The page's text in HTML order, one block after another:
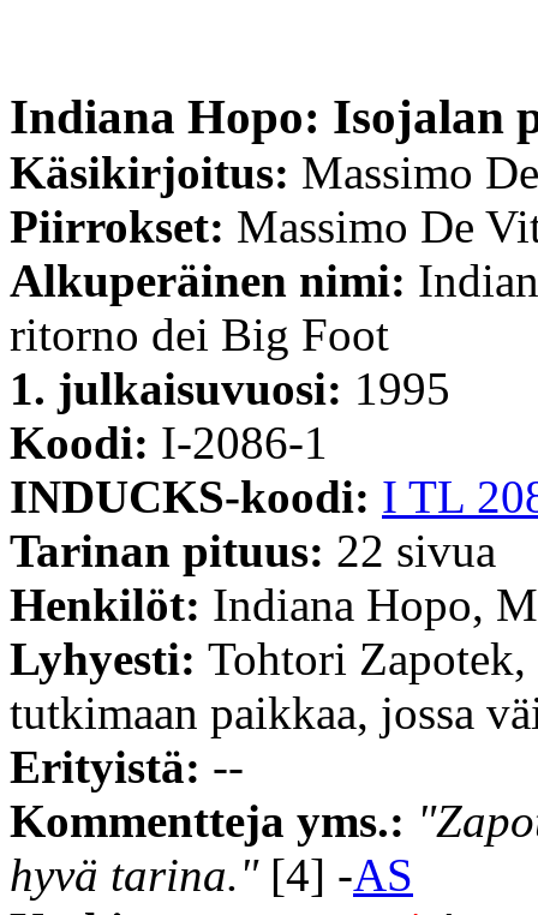
Indiana Hopo: Isojalan
Käsikirjoitus: Massimo
Piirrokset: Massimo De
Alkuperäinen nimi:
ritorno dei Big Foot
1. julkaisuvuosi: 1995
Koodi: I-2086-1
INDUCKS-koodi: I TL
Tarinan pituus: 22 sivua
Henkilöt: Indiana Hopo,
Lyhyesti: Tohtori
tutkimaan paikkaa, jossa
Erityistä: --
Kommentteja yms.:
hyvä tarina."[4] -AS